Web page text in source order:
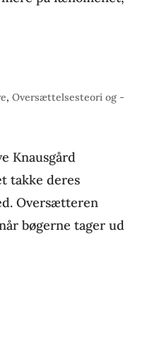
,Oversættelsesteori og -
Knausgård
takke deres
Oversætteren
bøgerne tager ud